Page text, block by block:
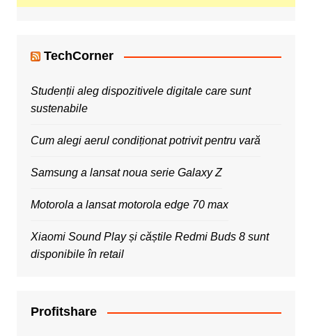
TechCorner
Studenții aleg dispozitivele digitale care sunt
sustenabile
Cum alegi aerul condiționat potrivit pentru vară
Samsung a lansat noua serie Galaxy Z
Motorola a lansat motorola edge 70 max
Xiaomi Sound Play și căștile Redmi Buds 8 sunt
disponibile în retail
Profitshare